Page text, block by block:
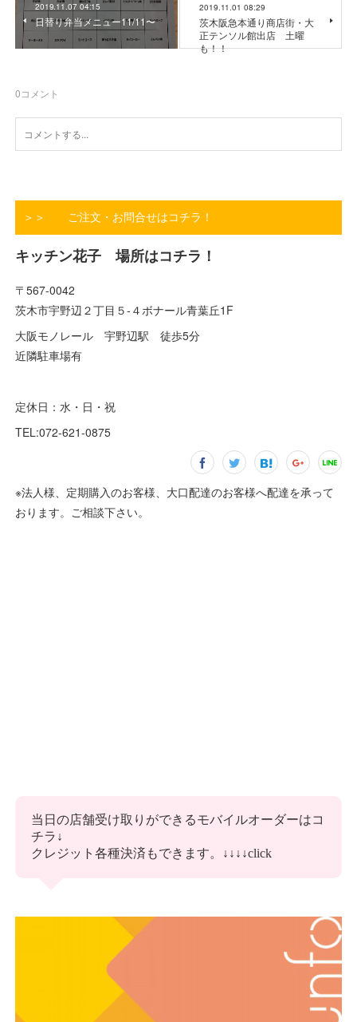
2019.11.07 04:15
日替り弁当メニュー11/11〜
2019.11.01 08:29
茨木阪急本通り商店街・大
正テンソル館出店 土曜
も！！
0コメント
＞＞ ご注文・お問合せはコチラ！
キッチン花子 場所はコチラ！
〒567-0042
茨木市宇野辺２丁目５-４ボナール青葉丘1F
大阪モノレール 宇野辺駅 徒歩5分
近隣駐車場有
定休日：水・日・祝
TEL:072-621-0875
※法人様、定期購入のお客様、大口配達のお客様へ配達を承って
おります。ご相談下さい。